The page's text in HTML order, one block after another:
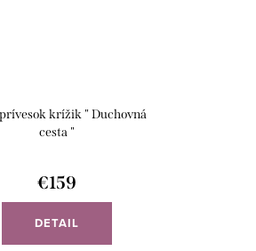
krížik " Duchovná
cesta "
€159
DETAIL